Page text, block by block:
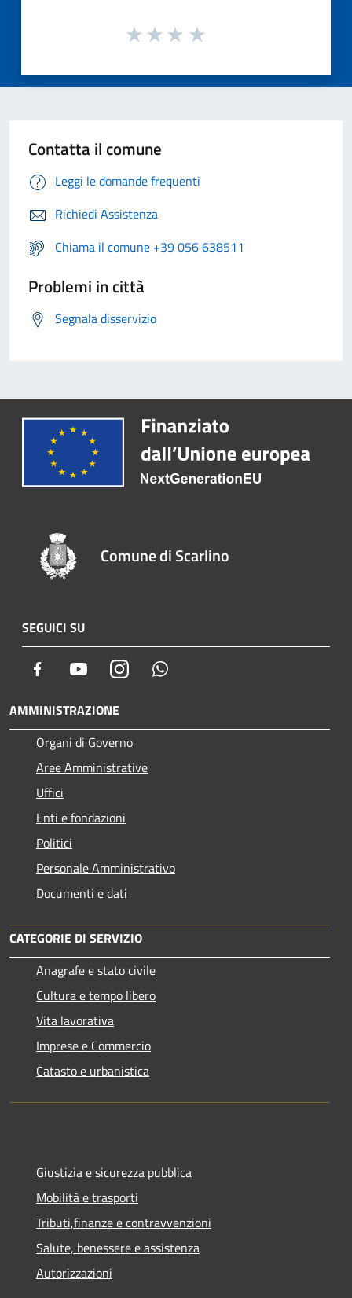
Contatta il comune
Leggi le domande frequenti
Richiedi Assistenza
Chiama il comune +39 056 638511
Problemi in città
Segnala disservizio
Comune di Scarlino
SEGUICI SU
Facebook YoutubeInstagram
AMMINISTRAZIONE
Organi di Governo
Aree Amministrative
Uffici
Enti e fondazioni
Politici
Personale Amministrativo
Documenti e dati
CATEGORIE DI SERVIZIO
Anagrafe e stato civile
Cultura e tempo libero
Vita lavorativa
Imprese e Commercio
Catasto e urbanistica
Giustizia e sicurezza pubblica
Mobilità e trasporti
Tributi,finanze e contravvenzioni
Salute, benessere e assistenza
Autorizzazioni